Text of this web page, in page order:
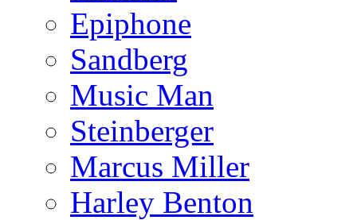
Epiphone
Sandberg
Music Man
Steinberger
Marcus Miller
Harley Benton